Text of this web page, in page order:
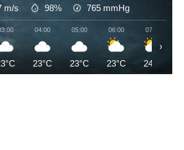
m/s 98% 765 mmHg
04:00
23°C
05:00
23°C
06:00
23°C
07:00
24°C
›